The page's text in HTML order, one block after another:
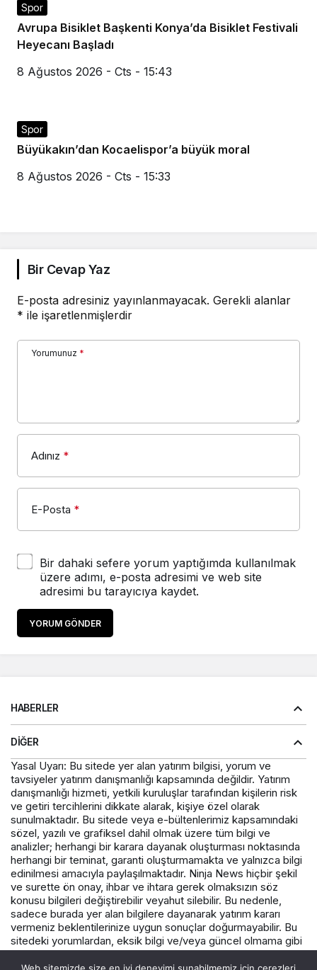
Spor
Avrupa Bisiklet Başkenti Konya’da Bisiklet Festivali
Heyecanı Başladı
8 Ağustos 2026 - Cts - 15:43
Spor
Büyükakın’dan Kocaelispor’a büyük moral
8 Ağustos 2026 - Cts - 15:33
Bir Cevap Yaz
E-posta adresiniz yayınlanmayacak. Gerekli alanlar
* ile işaretlenmişlerdir
Yorumunuz *
Adınız *
E-Posta *
Bir dahaki sefere yorum yaptığımda kullanılmak
üzere adımı, e-posta adresimi ve web site
adresimi bu tarayıcıya kaydet.
YORUM GÖNDER
HABERLER
DIĞER
Yasal Uyarı: Bu sitede yer alan yatırım bilgisi, yorum ve
tavsiyeler yatırım danışmanlığı kapsamında değildir. Yatırım
danışmanlığı hizmeti, yetkili kuruluşlar tarafından kişilerin risk
ve getiri tercihlerini dikkate alarak, kişiye özel olarak
sunulmaktadır. Bu sitede veya e-bültenlerimiz kapsamındaki
sözel, yazılı ve grafiksel dahil olmak üzere tüm bilgi ve
analizler; herhangi bir karara dayanak oluşturması noktasında
herhangi bir teminat, garanti oluşturmamakta ve yalnızca bilgi
edinilmesi amacıyla paylaşılmaktadır. Ninja News hiçbir şekil
ve surette ön onay, ihbar ve ihtara gerek olmaksızın söz
konusu bilgileri değiştirebilir veyahut silebilir. Bu nedenle,
sadece burada yer alan bilgilere dayanarak yatırım kararı
vermeniz beklentilerinize uygun sonuçlar doğurmayabilir. Bu
sitedeki yorumlardan, eksik bilgi ve/veya güncel olmama gibi
konularda ortaya çıkabilecek zararlardan Varış Haber ve